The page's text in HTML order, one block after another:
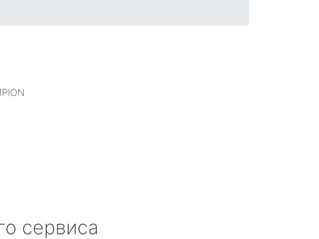
сервиса